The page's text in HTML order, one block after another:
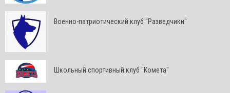
Военно-патриотический клуб "Разведчики"
Школьный спортивный клуб "Комета"